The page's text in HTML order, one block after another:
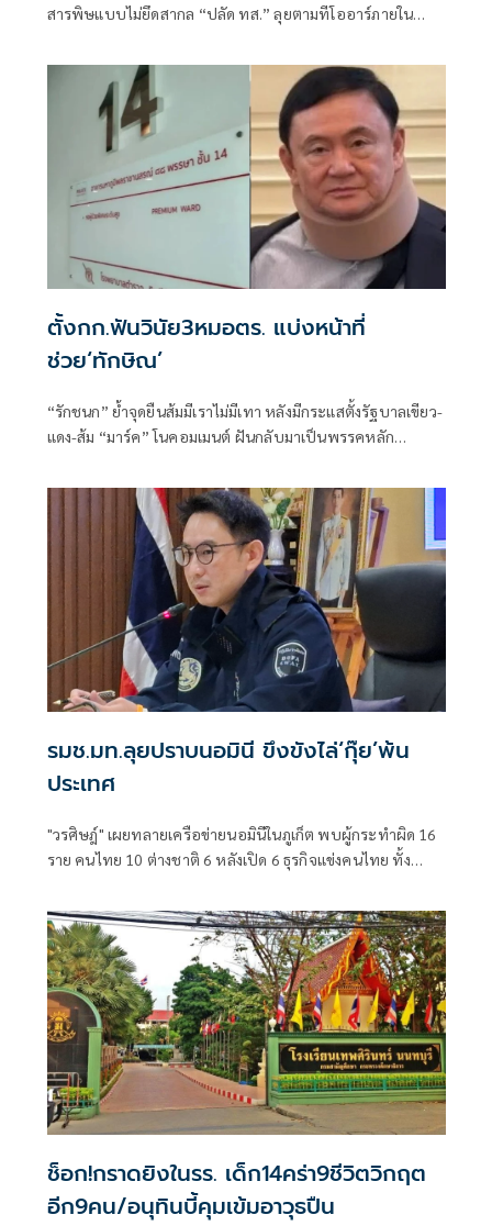
สารพิษแบบไม่ยึดสากล “ปลัด ทส.” ลุยตามทีโออาร์ภายใน
การทูตไทยบนเวทีโลก
ตั้งกก.ฟันวินัย3หมอตร. แบ่งหน้าที่
ช่วย‘ทักษิณ’
“รักชนก” ย้ำจุดยืนส้มมีเราไม่มีเทา หลังมีกระแสตั้งรัฐบาลเขียว-
แดง-ส้ม “มาร์ค” โนคอมเมนต์ ฝันกลับมาเป็นพรรคหลัก
รมช.มท.ลุยปราบนอมินี ขึงขังไล่‘กุ๊ย’พ้น
ประเทศ
"วรศิษฎ์" เผยทลายเครือข่ายนอมินีในภูเก็ต พบผู้กระทำผิด 16
ราย คนไทย 10 ต่างชาติ 6 หลังเปิด 6 ธุรกิจแข่งคนไทย ทั้ง
ช็อก!กราดยิงในรร. เด็ก14คร่า9ชีวิตวิกฤต
อีก9คน/อนุทินบี้คุมเข้มอาวุธปืน